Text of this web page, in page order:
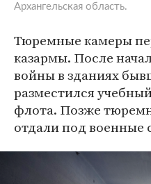
Архангельская область.
Тюремные камеры
казармы. После
войны в зданиях
разместился
флота. Позже
отдали под военные